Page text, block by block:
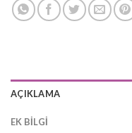
AÇIKLAMA
EK BILGI